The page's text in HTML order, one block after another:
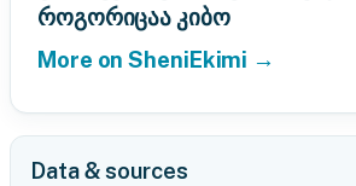
როგორიცაა კიბო
More on SheniEkimi →
Data & sources